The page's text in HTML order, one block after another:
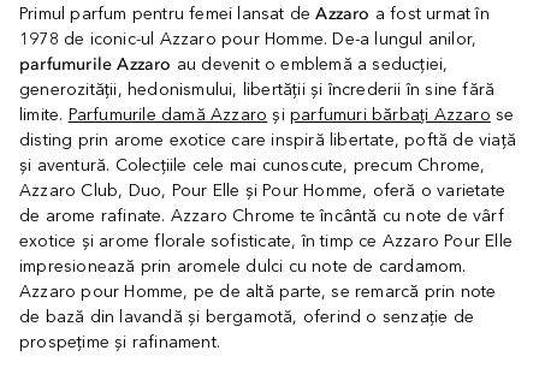
Primul parfum pentru femei lansat deAzzaro a fost urmat în
1978 de iconic-ul Azzaro pour Homme. De-a lungul anilor,
parfumurile Azzaro au devenit o emblemă a seducției,
generozității, hedonismului, libertății și încrederii în sine fără
limite. Parfumurile damă Azzaro șiparfumuri bărbați Azzaro se
disting prin arome exotice care inspiră libertate, poftă de viață
și aventură. Colecțiile cele mai cunoscute, precum Chrome,
Azzaro Club, Duo, Pour Elle și Pour Homme, oferă o varietate
de arome rafinate. Azzaro Chrome te încântă cu note de vârf
exotice și arome florale sofisticate, în timp ce Azzaro Pour Elle
impresionează prin aromele dulci cu note de cardamom.
Azzaro pour Homme, pe de altă parte, se remarcă prin note
de bază din lavandă și bergamotă, oferind o senzație de
prospețime și rafinament.